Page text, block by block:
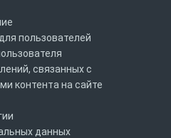
пользователей
связанных с
контента на сайте
данных